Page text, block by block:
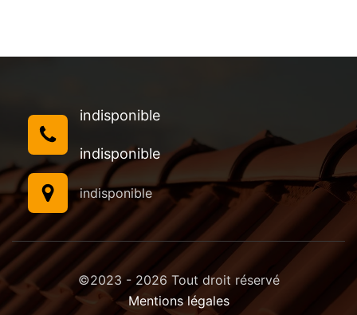
indisponible
indisponible
indisponible
©2023 - 2026 Tout droit réservé
Mentions légales